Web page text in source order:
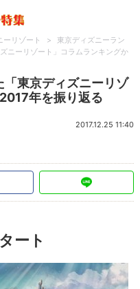
ーリゾート >
東京ディズニーラン
ニーリゾート」コラムランキングか
「東京ディズニーリゾ
年を振り返る
2017.12.25 11:40
ート